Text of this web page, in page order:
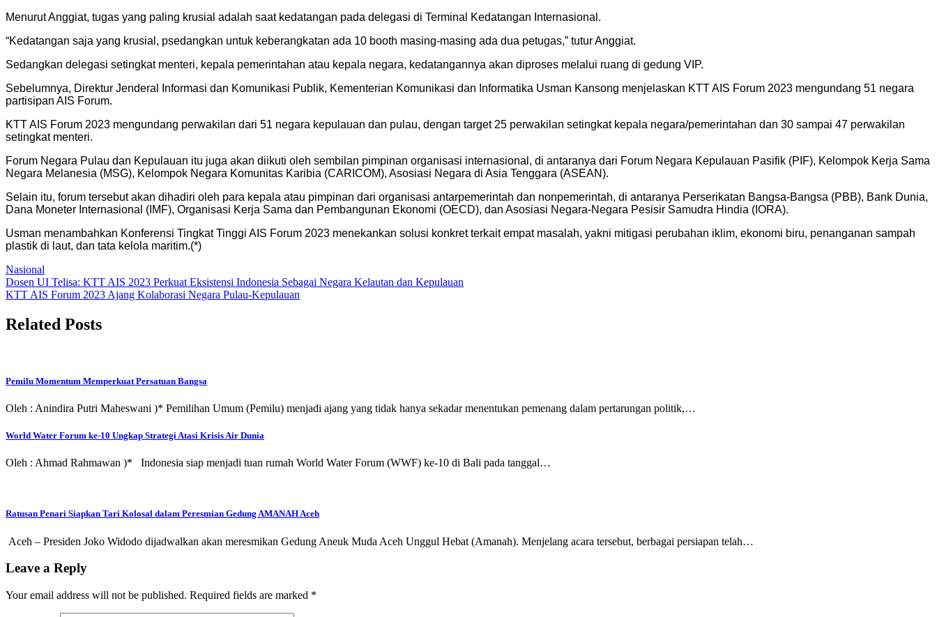
Menurut Anggiat, tugas yang paling krusial adalah saat kedatangan pada delegasi di Terminal Kedatangan Internasional.
“Kedatangan saja yang krusial, psedangkan untuk keberangkatan ada 10 booth masing-masing ada dua petugas,” tutur Anggiat.
Sedangkan delegasi setingkat menteri, kepala pemerintahan atau kepala negara, kedatangannya akan diproses melalui ruang di gedung VIP.
Sebelumnya, Direktur Jenderal Informasi dan Komunikasi Publik, Kementerian Komunikasi dan Informatika Usman Kansong menjelaskan KTT AIS Forum 2023 mengundang 51 negara
partisipan AIS Forum.
KTT AIS Forum 2023 mengundang perwakilan dari 51 negara kepulauan dan pulau, dengan target 25 perwakilan setingkat kepala negara/pemerintahan dan 30 sampai 47 perwakilan
setingkat menteri.
Forum Negara Pulau dan Kepulauan itu juga akan diikuti oleh sembilan pimpinan organisasi internasional, di antaranya dari Forum Negara Kepulauan Pasifik (PIF), Kelompok Kerja Sama
Negara Melanesia (MSG), Kelompok Negara Komunitas Karibia (CARICOM), Asosiasi Negara di Asia Tenggara (ASEAN).
Selain itu, forum tersebut akan dihadiri oleh para kepala atau pimpinan dari organisasi antarpemerintah dan nonpemerintah, di antaranya Perserikatan Bangsa-Bangsa (PBB), Bank Dunia,
Dana Moneter Internasional (IMF), Organisasi Kerja Sama dan Pembangunan Ekonomi (OECD), dan Asosiasi Negara-Negara Pesisir Samudra Hindia (IORA).
Usman menambahkan Konferensi Tingkat Tinggi AIS Forum 2023 menekankan solusi konkret terkait empat masalah, yakni mitigasi perubahan iklim, ekonomi biru, penanganan sampah
plastik di laut, dan tata kelola maritim.(*)
Nasional
Post
navigation
Dosen UI Telisa: KTT AIS 2023 Perkuat Eksistensi Indonesia Sebagai Negara Kelautan dan Kepulauan
KTT AIS Forum 2023 Ajang Kolaborasi Negara Pulau-Kepulauan
Related Posts
Pemilu Momentum Memperkuat Persatuan Bangsa
Oleh : Anindira Putri Maheswani )* Pemilihan Umum (Pemilu) menjadi ajang yang tidak hanya sekadar menentukan pemenang dalam pertarungan politik,…
World Water Forum ke-10 Ungkap Strategi Atasi Krisis Air Dunia
Oleh : Ahmad Rahmawan )* Indonesia siap menjadi tuan rumah World Water Forum (WWF) ke-10 di Bali pada tanggal…
Ratusan Penari Siapkan Tari Kolosal dalam Peresmian Gedung AMANAH Aceh
Aceh – Presiden Joko Widodo dijadwalkan akan meresmikan Gedung Aneuk Muda Aceh Unggul Hebat (Amanah). Menjelang acara tersebut, berbagai persiapan telah…
Leave a Reply
Your email address will not be published. Required fields are marked *